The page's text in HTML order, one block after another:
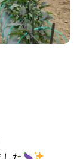
した